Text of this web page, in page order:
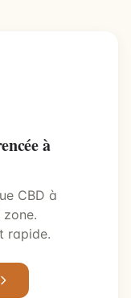
à
CBD à
rapide.